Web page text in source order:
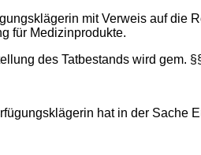
mit Verweis auf die
für Medizinprodukte.
des Tatbestands wird gem.
hat in der Sache